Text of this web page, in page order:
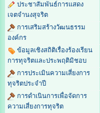
ประชาสัมพันธ์การแสดง
เจตจำนงสุจริต
การเสริมสร้างวัฒนธรรม
องค์กร
ข้อมูลเชิงสถิติเรื่องร้องเรียน
การทุจริตและประพฤติมิชอบ
การประเมินความเสี่ยงการ
ทุจริตประจำปี
การดำเนินการเพื่อจัดการ
ความเสี่ยงการทุจริต